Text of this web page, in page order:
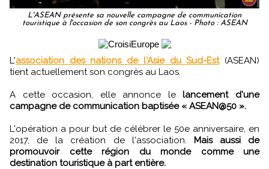
L'ASEAN présente sa nouvelle campagne de communication
touristique à l'occasion de son congrès au Laos - Photo : ASEAN
L'association des nations de l'Asie du Sud-Est(ASEAN)
tient actuellement son congrès au Laos.
A cette occasion, elle annonce lelancement d'une
campagne de communication baptisée « ASEAN@50 ».
L'opération a pour but de célébrer le 50e anniversaire, en
2017, de la création de l'association. Mais aussi de
promouvoir cette région du monde comme une
destination touristique à part entière.